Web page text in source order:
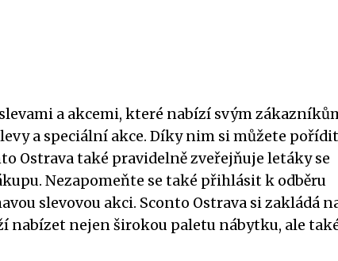
a akcemi, které nabízí svým
a speciální akce. Díky nim si můžete pořídit
Ostrava také pravidelně zveřejňuje letáky se
Nezapomeňte se také přihlásit k odběru
slevovou akci. Sconto Ostrava si zakládá
nabízet nejen širokou paletu nábytku, ale